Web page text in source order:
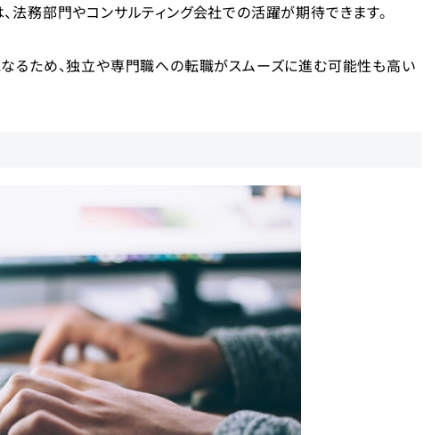
法務部門やコンサルティング会社での活躍が期待できます。
るため、独立や専門職への転職がスムーズに進む可能性も高い